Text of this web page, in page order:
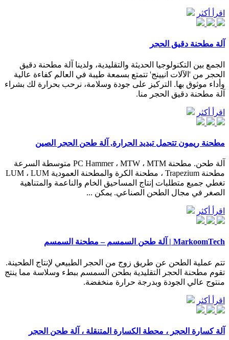
اقرأ أكثر
آلة مطحنة دقيق الحجر
الجمع بين التكنولوجيا الحديثة والتقليدية، ولدينا آلة مطحنة دقيق
الحجر من 'الآلات انيينج' تتمتع بسمعة طيبة في العالم كفاءة عالية
وأداء موثوق بها. التركيز على جودة وسلامة، نرحب بحرارة لك بشراء
آلة مطحنة دقيق الحجر منا.
اقرأ أكثر
مطحنة ريمون تتحمل تبديد الحرارة, آلة طحن الحجر الصين
آلة طحن. مطحنة PC Hammer ، MTW ، MTM متوسطة السرعة
مطحنة Trapezium ، مطحنة الكرة والمطحنة العمودية LUM ، LUM
تغطي جميع متطلبات إنتاج المساحيق الخام والناعمة والمتناهية
الصغر في مجال الطحن الصناعي. يمكن ...
اقرأ أكثر
MarkoomTech | آلة طحن السمسم – مطحنة السمسم
تتم عملية الطحن عن طريق زوج من الحجر الطبيعي لإنتاج الطحينة.
تقوم مطحنة الحجر التقليدية بطحن السمسم ببطء وسلاسة مما ينتج
منتوج عالي الجودة وبدرجة حرارة منخفضة.
اقرأ أكثر
آلة كسارة الحجر ، محطة الكسارة المتنقلة ، آلة طحن الحجر